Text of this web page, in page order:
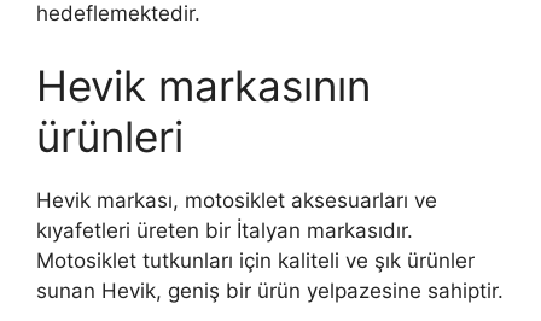
hedeflemektedir.
Hevik markasının
ürünleri
Hevik markası, motosiklet aksesuarları ve
kıyafetleri üreten bir İtalyan markasıdır.
Motosiklet tutkunları için kaliteli ve şık ürünler
sunan Hevik, geniş bir ürün yelpazesine sahiptir.